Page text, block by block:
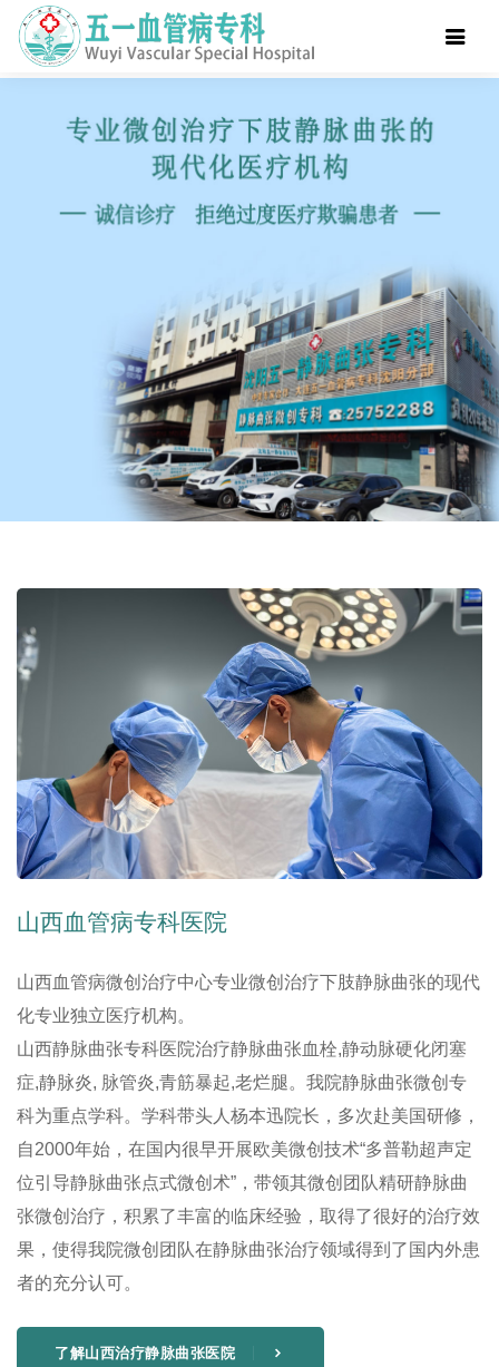
山西血管病专科医院
山西血管病微创治疗中心专业微创治疗下肢静脉曲张的现代
化专业独立医疗机构。
山西静脉曲张专科医院治疗静脉曲张血栓,静动脉硬化闭塞
症,静脉炎, 脉管炎,青筋暴起,老烂腿。我院静脉曲张微创专
科为重点学科。学科带头人杨本迅院长，多次赴美国研修，
自2000年始，在国内很早开展欧美微创技术“多普勒超声定
位引导静脉曲张点式微创术”，带领其微创团队精研静脉曲
张微创治疗，积累了丰富的临床经验，取得了很好的治疗效
果，使得我院微创团队在静脉曲张治疗领域得到了国内外患
者的充分认可。
了解山西治疗静脉曲张医院